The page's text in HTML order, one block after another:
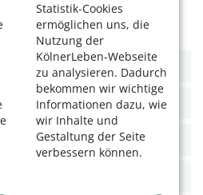
Statistik-Cookies
ermöglichen uns, die
Nutzung der
KölnerLeben-Webseite
zu analysieren. Dadurch
bekommen wir wichtige
Informationen dazu, wie
wir Inhalte und
Gestaltung der Seite
verbessern können.